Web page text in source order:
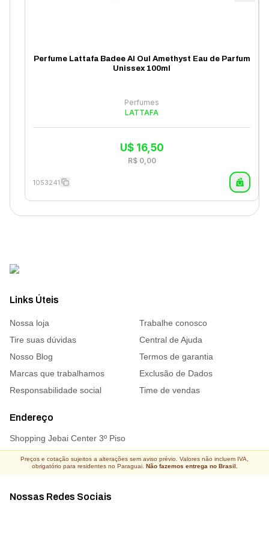
Perfume Lattafa Badee Al Oul Amethyst Eau de Parfum
Unissex 100ml
Perfumes
LATTAFA
U$ 16,50
R$ 0,00
1053241
Links Úteis
Nossa loja
Trabalhe conosco
Tire suas dúvidas
Central de Ajuda
Nosso Blog
Termos de garantia
Marcas que trabalhamos
Exclusão de Dados
Responsabilidade social
Time de vendas
Endereço
Shopping Jebai Center 3º Piso
Nossas Redes Sociais
Preços e cotação sujeitos a alterações sem aviso prévio. Valores não incluem IVA,
obrigatório para residentes no Paraguai. Não fazemos entrega no Brasil.